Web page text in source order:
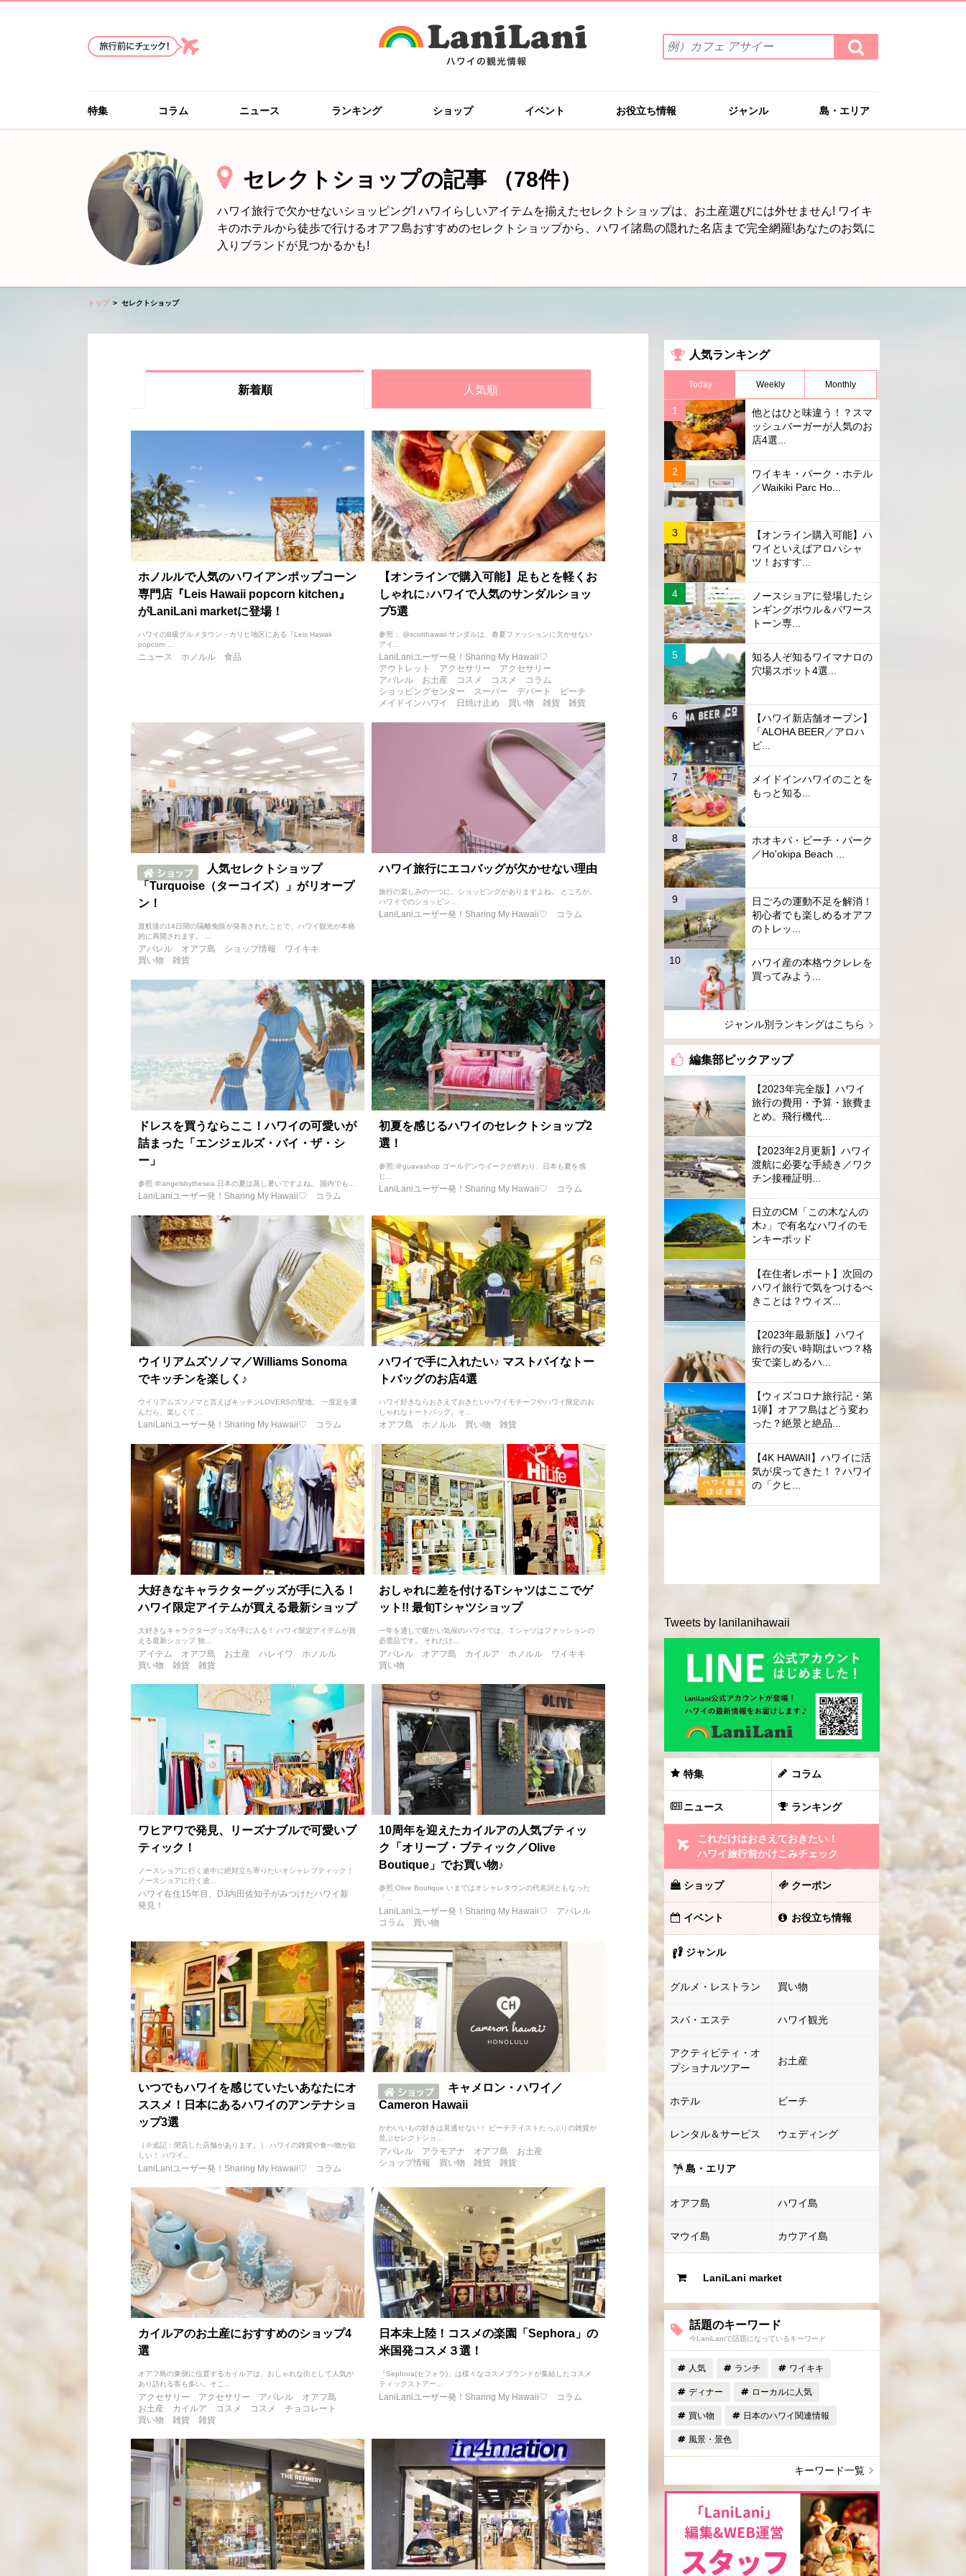
索
ワ
を
入
ェ
ア
ー
検
索
す
特集 コラム ニュース ランキング ショップ イベント お役立ち情報 ジャンル 島・エリア
セレクトショップの記事 （78件）
ハワイ旅行で欠かせないショッピング! ハワイらしいアイテムを揃えたセレクトショップは、お土産選びには外せません! ワイキ
キのホテルから徒歩で行けるオアフ島おすすめのセレクトショップから、ハワイ諸島の隠れた名店まで完全網羅!あなたのお気に
入りブランドが見つかるかも!
トップ セレクトショップ
新着順 人気順
ホノルルで人気のハワイアンポップコーン
専門店『Leis Hawaii popcorn kitchen』
がLaniLani marketに登場！
ハワイのB級グルメタウン・カリヒ地区にある『Leis Hawaii
popcorn ...
ニュース ホノルル 食品
【オンラインで購入可能】足もとを軽くお
しゃれに♪ハワイで人気のサンダルショッ
プ5選
参照： @scotthawaii サンダルは、春夏ファッションに欠かせない
アイ...
LaniLaniユーザー発！Sharing My Hawaii♡
アウトレット
アクセサリー
アクセサリー
アパレル
お土産 コスメ コスメ
コラム
ショッピングセンター
スーパー デパート
ビーチ
メイドインハワイ
日焼け止め 買い物 雑貨 雑貨
人気セレクトショップ
「Turquoise（ターコイズ）」がリオープ
ン！
渡航後の14日間の隔離免除が発表されたことで、ハワイ観光が本格
的に再開されます。 ...
アパレル オアフ島 ショップ情報
ワイキキ
買い物
雑貨
ハワイ旅行にエコバッグが欠かせない理由
旅行の楽しみの一つに、ショッピングがありますよね。 ところが、
ハワイでのショッピン...
LaniLaniユーザー発！Sharing My Hawaii♡ コラム
ドレスを買うならここ！ハワイの可愛いが
詰まった「エンジェルズ・バイ・ザ・シ
ー」
参照:＠angelsbythesea 日本の夏は蒸し暑いですよね。 国内でも...
LaniLaniユーザー発！Sharing My Hawaii♡ コラム
初夏を感じるハワイのセレクトショップ2
選！
参照:＠guavashop ゴールデンウイークが終わり、日本も夏を感
じ...
LaniLaniユーザー発！Sharing My Hawaii♡ コラム
ウイリアムズソノマ／Williams Sonoma
でキッチンを楽しく♪
ウイリアムズソノマと言えばキッチンLOVERSの聖地。 一度足を運
んだら、楽しくて...
LaniLaniユーザー発！Sharing My Hawaii♡ コラム
ハワイで手に入れたい♪ マストバイなトー
トバッグのお店4選
ハワイ好きならおさえておきたいハワイモチーフやハワイ限定のお
しゃれなトートバッグ。そ...
オアフ島 ホノルル 買い物 雑貨
大好きなキャラクターグッズが手に入る！
ハワイ限定アイテムが買える最新ショップ
大好きなキャラクターグッズが手に入る！ ハワイ限定アイテムが買
える最新ショップ 独...
アイテム オアフ島 お土産 ハレイワ
ホノルル
買い物
雑貨 雑貨
おしゃれに差を付けるTシャツはここでゲ
ット!! 最旬Tシャツショップ
一年を通して暖かい気候のハワイでは、Ｔシャツはファッションの
必需品です。 それだけ...
アパレル オアフ島 カイルア ホノルル
ワイキキ
買い物
ワヒアワで発見、リーズナブルで可愛いブ
ティック！
ノースショアに行く途中に絶対立ち寄りたいオシャレブティック！
ノースショアに行く途...
ハワイ在住15年目、DJ内田佐知子がみつけたハワイ新
発見！
10周年を迎えたカイルアの人気ブティッ
ク「オリーブ・ブティック／Olive
Boutique」でお買い物♪
参照:Olive Boutique いまではオシャレタウンの代名詞ともなった
「...
LaniLaniユーザー発！Sharing My Hawaii♡
アパレル
コラム
買い物
いつでもハワイを感じていたいあなたにオ
ススメ！日本にあるハワイのアンテナショ
ップ3選
（※追記：閉店した店舗があります。） ハワイの雑貨や食べ物が欲
しい！ ハワイ...
LaniLaniユーザー発！Sharing My Hawaii♡ コラム
キャメロン・ハワイ／
Cameron Hawaii
かわいいもの好きは見逃せない！ ビーチテイストたっぷりの雑貨が
並ぶセレクトショ...
アパレル アラモアナ オアフ島
お土産
ショップ情報
買い物 雑貨 雑貨
カイルアのお土産におすすめのショップ4
選
オアフ島の東側に位置するカイルアは、おしゃれな街として人気が
あり訪れる客も多い。そこ...
アクセサリー アクセサリー アパレル
オアフ島
お土産
カイルア コスメ コスメ
チョコレート
買い物
雑貨 雑貨
日本未上陸！コスメの楽園「Sephora」の
米国発コスメ３選！
「Sephora(セフォラ)」は様々なコスメブランドが集結したコスメ
ティックストアー...
LaniLaniユーザー発！Sharing My Hawaii♡ コラム
人気ランキング
Today Weekly Monthly
他とはひと味違う！？スマ
ッシュバーガーが人気のお
店4選...
ワイキキ・パーク・ホテル
／Waikiki Parc Ho...
【オンライン購入可能】ハ
ワイといえばアロハシャ
ツ！おすす...
ノースショアに登場したシ
ンギングボウル＆パワース
トーン専...
知る人ぞ知るワイマナロの
穴場スポット4選...
【ハワイ新店舗オープン】
「ALOHA BEER／アロハ
ビ...
メイドインハワイのことを
もっと知る...
ホオキパ・ビーチ・パーク
／Ho'okipa Beach ...
日ごろの運動不足を解消！
初心者でも楽しめるオアフ
のトレッ...
ハワイ産の本格ウクレレを
買ってみよう...
ジャンル別ランキングはこちら
編集部ピックアップ
【2023年完全版】ハワイ
旅行の費用・予算・旅費ま
とめ。飛行機代...
【2023年2月更新】ハワイ
渡航に必要な手続き／ワク
チン接種証明...
日立のCM「この木なんの
木♪」で有名なハワイのモ
ンキーポッド
【在住者レポート】次回の
ハワイ旅行で気をつけるべ
きことは？ウィズ...
【2023年最新版】ハワイ
旅行の安い時期はいつ？格
安で楽しめるハ...
【ウィズコロナ旅行記・第
1弾】オアフ島はどう変わ
った？絶景と絶品...
【4K HAWAII】ハワイに活
気が戻ってきた！？ハワイ
の「クヒ...
Tweets by lanilanihawaii
特集 コラム
ニュース ランキング
これだけはおさえておきたい！
ハワイ旅行前かけこみチェック
ショップ クーポン
イベント お役立ち情報
ジャンル
グルメ・レストラン 買い物
スパ・エステ ハワイ観光
アクティビティ・オ
プショナルツアー
お土産
ホテル ビーチ
レンタル＆サービス ウェディング
島・エリア
オアフ島 ハワイ島
マウイ島 カウアイ島
LaniLani market
話題のキーワード
今LaniLaniで話題になっているキーワード
人気 ランチ ワイキキ
ディナー ローカルに人気
買い物 日本のハワイ関連情報
風景・景色
キーワード一覧